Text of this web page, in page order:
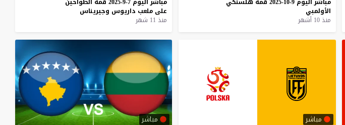
الأولمبي
منذ 10 أشهر
على ملعب داريوس وجيريناس
منذ 11 شهر
مباشر مباشر